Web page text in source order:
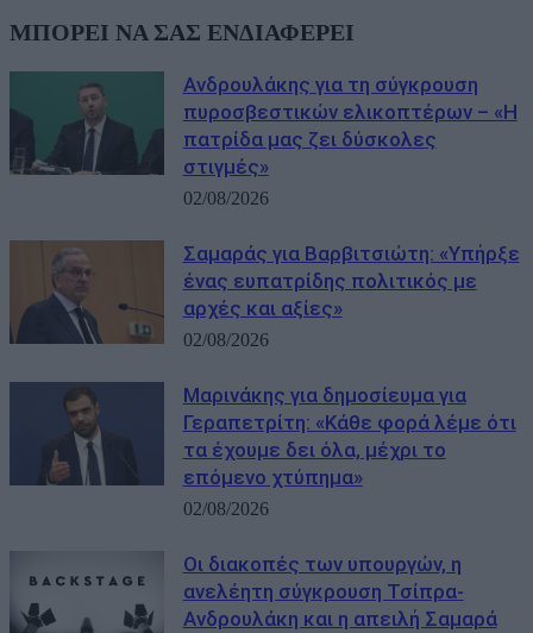
ΜΠΟΡΕΙ ΝΑ ΣΑΣ ΕΝΔΙΑΦΕΡΕΙ
Ανδρουλάκης για τη σύγκρουση
πυροσβεστικών ελικοπτέρων – «Η
πατρίδα μας ζει δύσκολες
στιγμές»
02/08/2026
Σαμαράς για Βαρβιτσιώτη: «Υπήρξε
ένας ευπατρίδης πολιτικός με
αρχές και αξίες»
02/08/2026
Μαρινάκης για δημοσίευμα για
Γεραπετρίτη: «Κάθε φορά λέμε ότι
τα έχουμε δει όλα, μέχρι το
επόμενο χτύπημα»
02/08/2026
Οι διακοπές των υπουργών, η
ανελέητη σύγκρουση Τσίπρα-
Ανδρουλάκη και η απειλή Σαμαρά